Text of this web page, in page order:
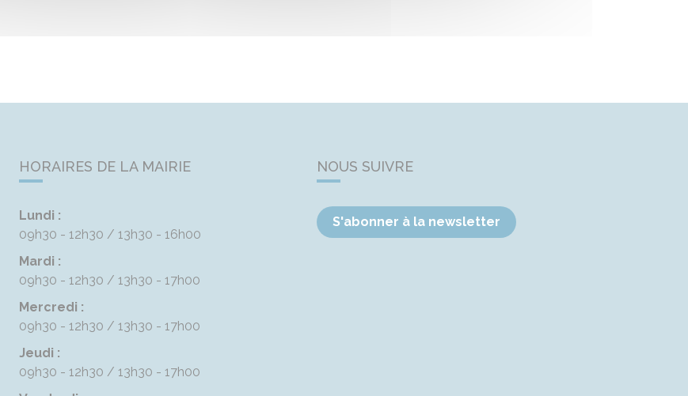
HORAIRES DE LA MAIRIE
Lundi :
09h30 - 12h30
13h30 - 16h00
Mardi :
09h30 - 12h30
13h30 - 17h00
Mercredi :
09h30 - 12h30
13h30 - 17h00
Jeudi :
09h30 - 12h30
13h30 - 17h00
NOUS SUIVRE
S'abonner à la newsletter